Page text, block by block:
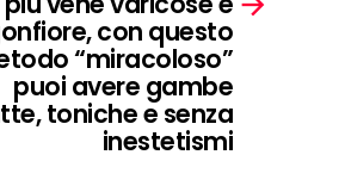
con questo
“miracoloso”
puoi avere gambe
toniche e senza
inestetismi